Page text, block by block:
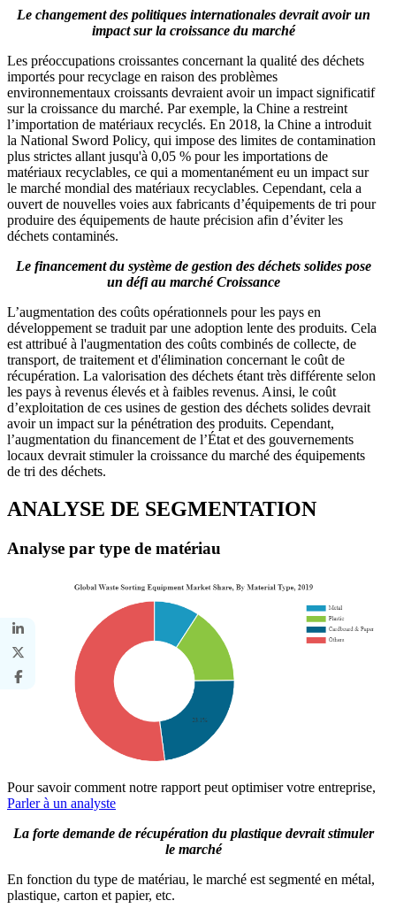
Le changement des politiques internationales devrait avoir un
impact sur la croissance du marché
Les préoccupations croissantes concernant la qualité des déchets
importés pour recyclage en raison des problèmes
environnementaux croissants devraient avoir un impact significatif
sur la croissance du marché. Par exemple, la Chine a restreint
l’importation de matériaux recyclés. En 2018, la Chine a introduit
la National Sword Policy, qui impose des limites de contamination
plus strictes allant jusqu'à 0,05 % pour les importations de
matériaux recyclables, ce qui a momentanément eu un impact sur
le marché mondial des matériaux recyclables. Cependant, cela a
ouvert de nouvelles voies aux fabricants d’équipements de tri pour
produire des équipements de haute précision afin d’éviter les
déchets contaminés.
Le financement du système de gestion des déchets solides pose
un défi au marché Croissance
L’augmentation des coûts opérationnels pour les pays en
développement se traduit par une adoption lente des produits. Cela
est attribué à l'augmentation des coûts combinés de collecte, de
transport, de traitement et d'élimination concernant le coût de
récupération. La valorisation des déchets étant très différente selon
les pays à revenus élevés et à faibles revenus. Ainsi, le coût
d’exploitation de ces usines de gestion des déchets solides devrait
avoir un impact sur la pénétration des produits. Cependant,
l’augmentation du financement de l’État et des gouvernements
locaux devrait stimuler la croissance du marché des équipements
de tri des déchets.
ANALYSE DE SEGMENTATION
Analyse par type de matériau
Pour savoir comment notre rapport peut optimiser votre entreprise,
Parler à un analyste
La forte demande de récupération du plastique devrait stimuler
le marché
En fonction du type de matériau, le marché est segmenté en métal,
plastique, carton et papier, etc.